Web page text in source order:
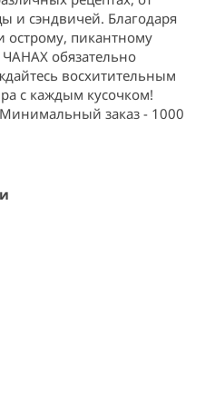
и сэндвичей. Благодаря
острому, пикантному
обязательно
восхитительным
с каждым кусочком!
Минимальный заказ - 1000